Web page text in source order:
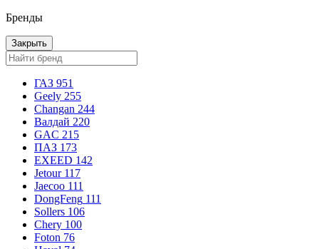
Бренды
Закрыть
ГАЗ 951
Geely 255
Changan 244
Валдай 220
GAC 215
ПАЗ 173
EXEED 142
Jetour 117
Jaecoo 111
DongFeng 111
Sollers 106
Chery 100
Foton 76